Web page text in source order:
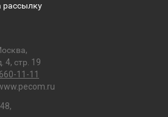
рассылку
4, стр. 19
11-11